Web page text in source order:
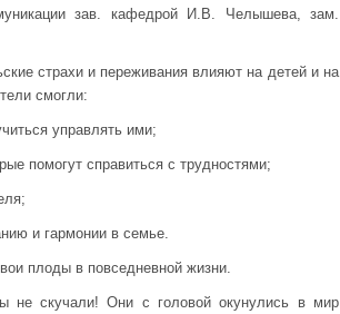
зав. кафедрой И.В. Челышева, зам.
страхи и переживания влияют на детей и на
смогли:
управлять ими;
помогут справиться с трудностями;
и гармонии в семье.
плоды в повседневной жизни.
не скучали! Они с головой окунулись в мир